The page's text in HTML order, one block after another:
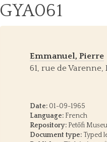
GYA061
Emmanuel, Pierre
61, rue de Varenne,
Date: 01-09-1965
Language: French
Repository: Petőfi
Document type: Typed